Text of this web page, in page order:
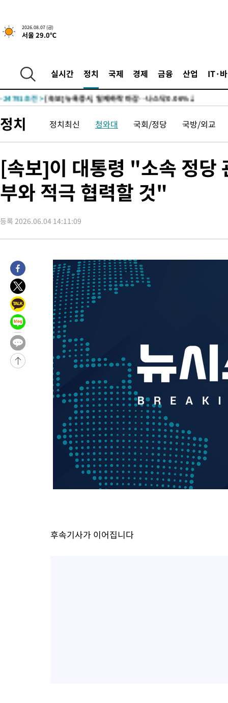
2026.08.07 (금)
서울 29.0℃
실시간 정치 국제 경제 금융 산업 IT·
-24791초 전 >
-30225초 전 >이란, 호르무즈서 "적국 목표물들"과 대치로 남부 케슘섬에서
발효
-27091초 전 >
[속보]트럼프, 美 원정출산 금지 행정명령 서명
-24791초 전 >[속보] 뉴욕증시, 일제 하락 마감…나스닥 0.06%↓
례 큰 폭발음
-28940초 전 >
[속보]美, 폴리실리콘 수입 규제…파생제품 15% 관세, 120일
발효
-27091초 전 >[속보]트럼프, 美 원정출산 금지 행정명령 서명
-24791초 전 > [속보] 뉴욕증시, 일제 하락 마감…나스닥 0.06%↓
정치 정치최신 청와대 국회/정당 국방/외교
[속보]이 대통령 "소속 정당
부와 적극 협력할 것"
등록 2026.06.04 14:11:09
후속기사가 이어집니다